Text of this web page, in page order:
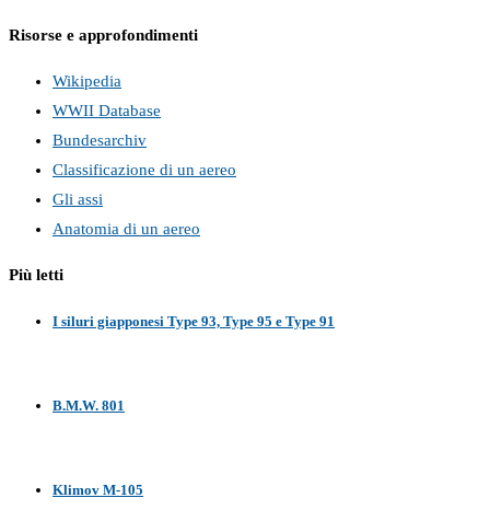
Risorse e approfondimenti
Wikipedia
WWII Database
Bundesarchiv
Classificazione di un aereo
Gli assi
Anatomia di un aereo
Più letti
I siluri giapponesi Type 93, Type 95 e Type 91
B.M.W. 801
Klimov M-105